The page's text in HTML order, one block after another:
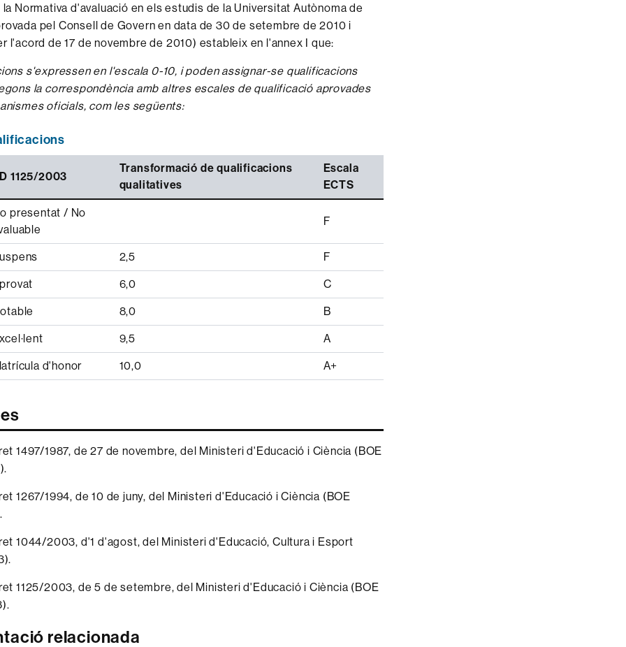
la Normativa d'avaluació en els estudis de la Universitat Autònoma de
pel Consell de Govern en data de 30 de setembre de 2010 i
l'acord de 17 de novembre de 2010) estableix en l'annex I que:
s'expressen en l'escala 0-10, i poden assignar-se qualificacions
la correspondència amb altres escales de qualificació aprovades
oficials, com les següents:
1125/2003
Transformació de qualificacions
qualitatives
Escala
ECTS
presentat / No
F
2,5 F
6,0 C
8,0 B
9,5 A
d'honor 10,0 A+
1497/1987, de 27 de novembre, del Ministeri d'Educació i Ciència (BOE
1267/1994, de 10 de juny, del Ministeri d'Educació i Ciència (BOE
1044/2003, d'1 d'agost, del Ministeri d'Educació, Cultura i Esport
1125/2003, de 5 de setembre, del Ministeri d'Educació i Ciència (BOE
relacionada